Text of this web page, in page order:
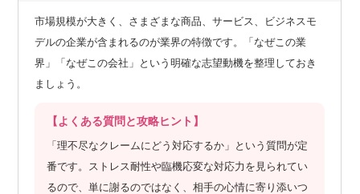
市場規模が大きく、さまざまな商品、サービス、ビジネスモ
デルの企業が含まれるのが業界の特徴です。「なぜこの業
界」「なぜこの会社」という明確な志望動機を整理しておき
ましょう。
【よくある質問と攻略ヒント】
「理不尽なクレームにどう対応するか」という質問が定
番です。ストレス耐性や臨機応変な対応力を見られてい
るので、単に謝るのではなく、相手の心情に寄り添いつ